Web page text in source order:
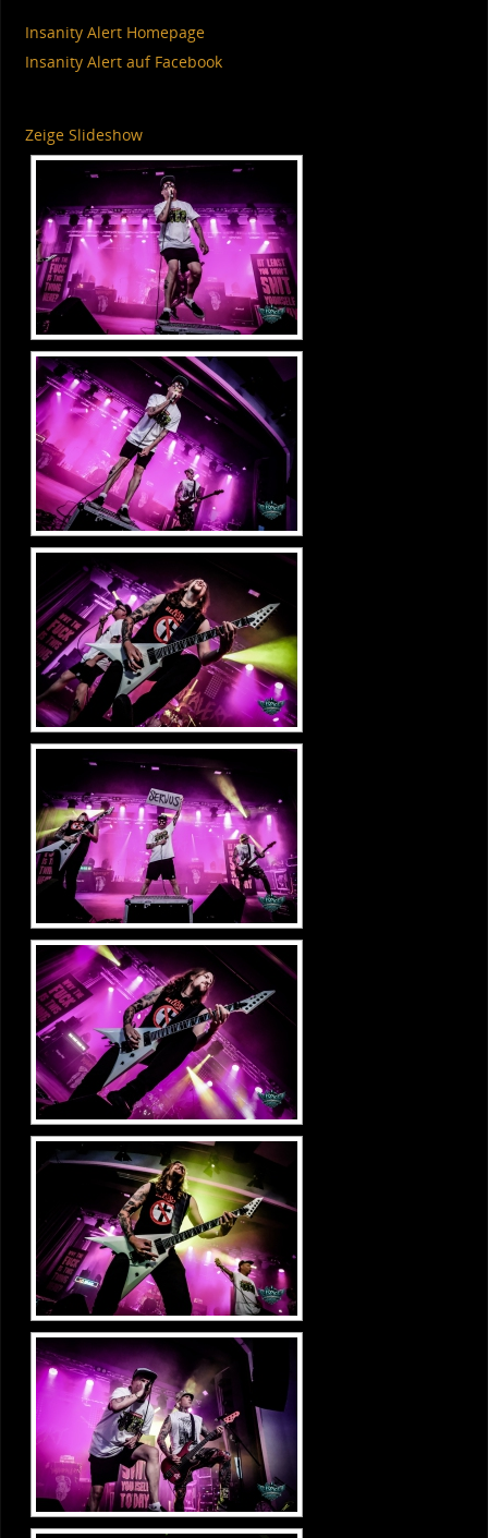
Insanity Alert Homepage
Insanity Alert auf Facebook
Zeige Slideshow